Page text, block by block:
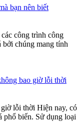
bạn nên biết
công trình công
bởi chúng mang tính
bao giờ lỗi thời
lỗi thời Hiện nay, có
phổ biến. Sử dụng loại